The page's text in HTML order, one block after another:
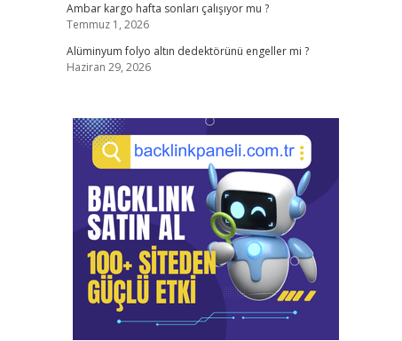
Ambar kargo hafta sonları çalışıyor mu ?
Temmuz 1, 2026
Alüminyum folyo altın dedektörünü engeller mi ?
Haziran 29, 2026